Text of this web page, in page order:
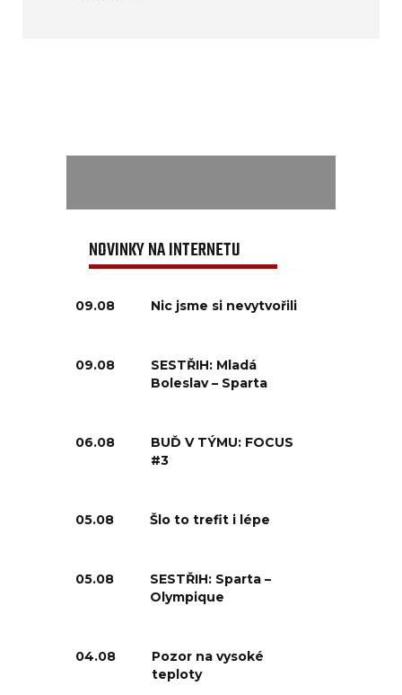
NOVINKY NA INTERNETU
09.08 Nic jsme si nevytvořili
09.08
SESTŘIH: Mladá
Boleslav – Sparta
06.08
BUĎ V TÝMU: FOCUS
#3
05.08 Šlo to trefit i lépe
05.08
SESTŘIH: Sparta –
Olympique
04.08
Pozor na vysoké
teploty